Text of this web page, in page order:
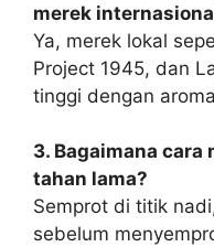
merek
Ya, merek lokal
Project 1945, dan
tinggi dengan
3. Bagaimana
tahan lama?
Semprot di titik
sebelum